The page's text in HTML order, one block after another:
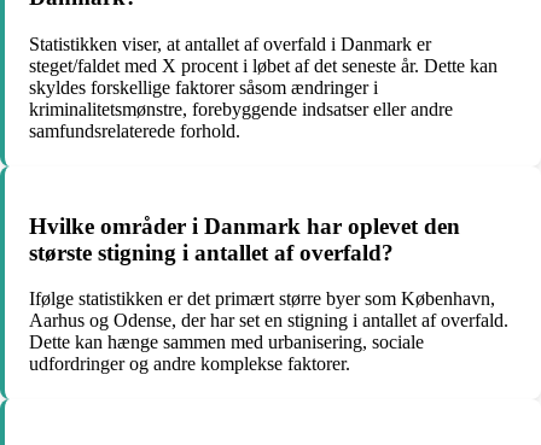
Statistikken viser, at antallet af overfald i Danmark er
steget/faldet med X procent i løbet af det seneste år. Dette kan
skyldes forskellige faktorer såsom ændringer i
kriminalitetsmønstre, forebyggende indsatser eller andre
samfundsrelaterede forhold.
Hvilke områder i Danmark har oplevet den
største stigning i antallet af overfald?
Ifølge statistikken er det primært større byer som København,
Aarhus og Odense, der har set en stigning i antallet af overfald.
Dette kan hænge sammen med urbanisering, sociale
udfordringer og andre komplekse faktorer.